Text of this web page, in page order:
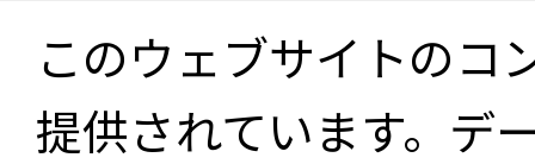
このウェブサイトのコ
提供されています。デ